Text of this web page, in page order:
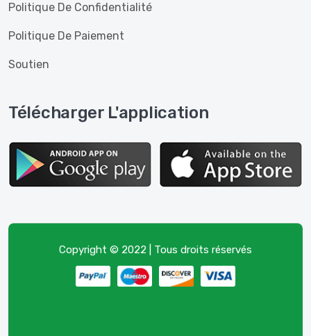
Politique De Confidentialité
Politique De Paiement
Soutien
Télécharger L'application
Copyright © 2022 | Tous droits réservés